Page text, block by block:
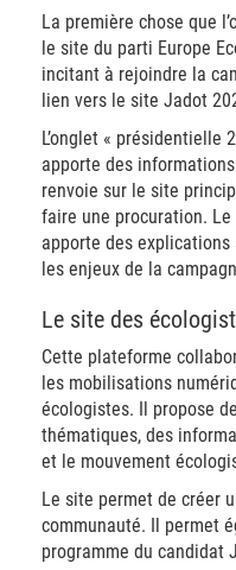
La première chose que
le site du parti Europe
incitant à rejoindre la
lien vers le site Jadot
L’onglet « présidentielle
apporte des
renvoie sur le site
faire une procuration. Le
apporte des
les enjeux de la
Le site des
Cette plateforme
les mobilisations
écologistes. Il propose
thématiques, des
et le mouvement
Le site permet de créer
communauté. Il permet
programme du candidat